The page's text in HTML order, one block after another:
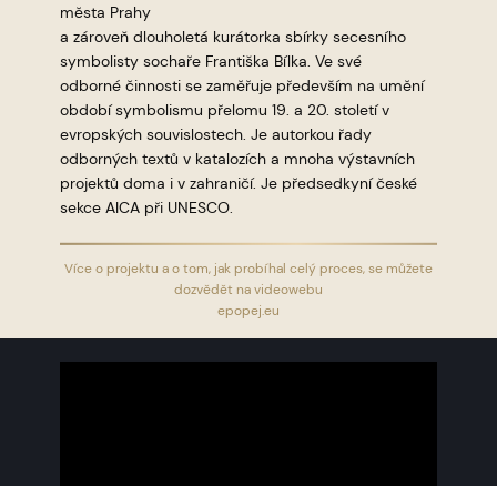
města Prahy
a zároveň dlouholetá kurátorka sbírky secesního
symbolisty sochaře Františka Bílka. Ve své
odborné činnosti se zaměřuje především na umění
období symbolismu přelomu 19. a 20. století v
evropských souvislostech. Je autorkou řady
odborných textů v katalozích a mnoha výstavních
projektů doma i v zahraničí. Je předsedkyní české
sekce AICA při UNESCO.
Více o projektu a o tom, jak probíhal celý proces, se můžete
dozvědět na videowebu
epopej.eu